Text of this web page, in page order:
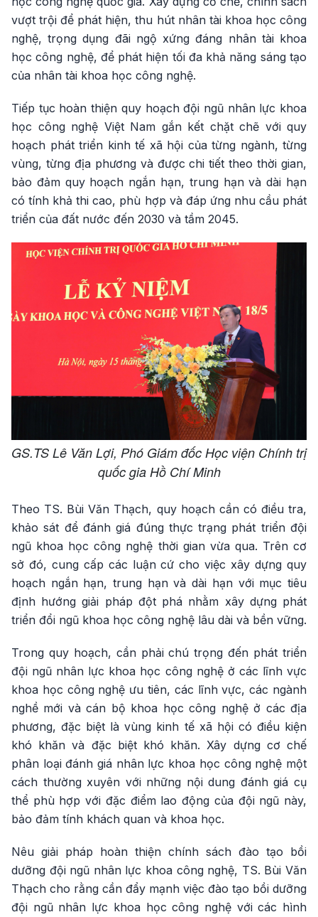
vượt trội để phát hiện, thu hút nhân tài khoa học công
nghệ, trọng dụng đãi ngộ xứng đáng nhân tài khoa
học công nghệ, để phát hiện tối đa khả năng sáng tạo
của nhân tài khoa học công nghệ.
Tiếp tục hoàn thiện quy hoạch đội ngũ nhân lực khoa
học công nghệ Việt Nam gắn kết chặt chẽ với quy
hoạch phát triển kinh tế xã hội của từng ngành, từng
vùng, từng địa phương và được chi tiết theo thời gian,
bảo đảm quy hoạch ngắn hạn, trung hạn và dài hạn
có tính khả thi cao, phù hợp và đáp ứng nhu cầu phát
triển của đất nước đến 2030 và tầm 2045.
GS.TS Lê Văn Lợi, Phó Giám đốc Học viện Chính trị
quốc gia Hồ Chí Minh
Theo TS. Bùi Văn Thạch, quy hoạch cần có điều tra,
khảo sát để đánh giá đúng thực trạng phát triển đội
ngũ khoa học công nghệ thời gian vừa qua. Trên cơ
sở đó, cung cấp các luận cứ cho việc xây dựng quy
hoạch ngắn hạn, trung hạn và dài hạn với mục tiêu
định hướng giải pháp đột phá nhằm xây dựng phát
triển đổi ngũ khoa học công nghệ lâu dài và bền vững.
Trong quy hoạch, cần phải chú trọng đến phát triển
đội ngũ nhân lực khoa học công nghệ ở các lĩnh vực
khoa học công nghệ ưu tiên, các lĩnh vực, các ngành
nghề mới và cán bộ khoa học công nghệ ở các địa
phương, đặc biệt là vùng kinh tế xã hội có điều kiện
khó khăn và đặc biệt khó khăn. Xây dựng cơ chế
phân loại đánh giá nhân lực khoa học công nghệ một
cách thường xuyên với những nội dung đánh giá cụ
thể phù hợp với đặc điểm lao động của đội ngũ này,
bảo đảm tính khách quan và khoa học.
Nêu giải pháp hoàn thiện chính sách đào tạo bồi
dưỡng đội ngũ nhân lực khoa công nghệ, TS. Bùi Văn
Thạch cho rằng cần đẩy mạnh việc đào tạo bồi dưỡng
đội ngũ nhân lực khoa học công nghệ với các hình